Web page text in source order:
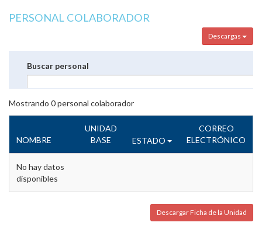
PERSONAL COLABORADOR
Descargas
Buscar personal
Mostrando 0personal colaborador
NOMBRE
UNIDAD
BASE
ESTADO
CORREO
ELECTRÓNICO
No hay datos
disponibles
Descargar Ficha de la Unidad